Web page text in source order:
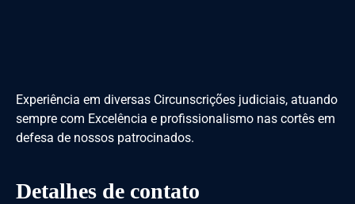
Experiência em diversas Circunscrições judiciais, atuando
sempre com Excelência e profissionalismo nas cortês em
defesa de nossos patrocinados.
Detalhes de contato